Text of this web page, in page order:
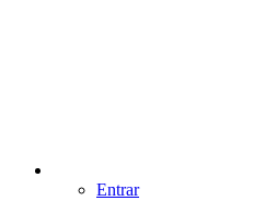
Entrar